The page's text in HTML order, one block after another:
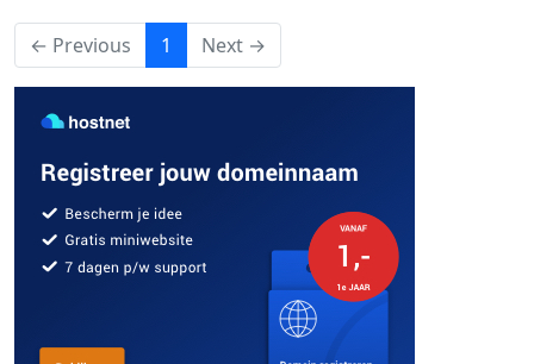
← Previous 1 (current)
Next →